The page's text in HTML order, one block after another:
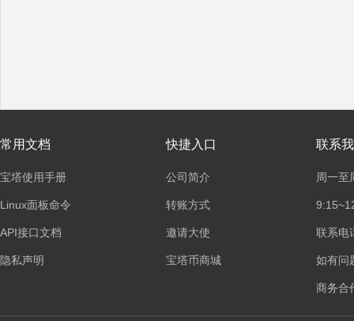
面
常用文档
宝塔使用手册
Linux面板命令
API接口文档
隐私声明
快捷入口
公司简介
转账方式
邀请大使
宝塔币商城
联系
周一至
联系电
如有问
商务合